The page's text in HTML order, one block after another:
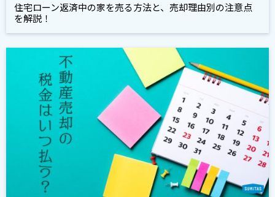
住宅ローン返済中の家を売る方法と、売却理由別の注意点
を解説！